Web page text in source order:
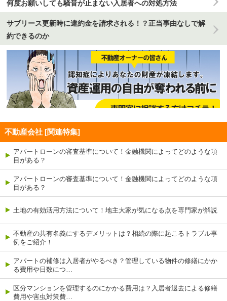
何度お願いしても騒音が止まない入居者への対処方法
サブリース更新時に違約金を請求される！？正当事由なしで解
約できるのか
不動産会社 [関連特集]
アパートローンの審査基準について！金融機関によってどのような項
目がある？
アパートローンの審査基準について！金融機関によってどのような項
目がある？
土地の有効活用方法について！地主大家が気になる点を専門家が解説
不動産の共有名義にするデメリットは？相続の際に起こるトラブル事
例をご紹介！
アパートの補修は入居者がやるべき？管理している物件の修繕にかか
る費用や日数につ…
区分マンションを管理するのにかかる費用は？入居者退去による修繕
費用や害虫対策費…